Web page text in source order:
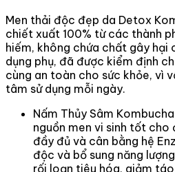
Men thải độc đẹp da Detox
chiết xuất 100% từ các thành
hiếm, không chứa chất gây hại
dụng phụ, đã được kiểm định
cùng an toàn cho sức khỏe, vì
tâm sử dụng mỗi ngày.
Nấm Thủy Sâm
nguồn men vi sinh tốt cho
đầy đủ và cân bằng hệ
độc và bổ sung năng
rối loạn tiêu hóa, giảm